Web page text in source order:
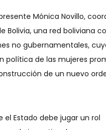
Mónica Novillo,
Bolivia, una red boliviana
no gubernamentales,
política de las mujeres
de un nuevo
el Estado debe jugar un rol